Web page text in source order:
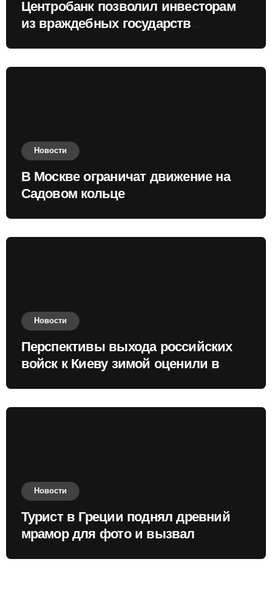
Центробанк позволил инвесторам
из враждебных государств
Новости
В Москве ограничат движение на
Садовом кольце
Новости
Перспективы выхода российских
войск к Киеву зимой оценили в
Новости
Турист в Греции поднял древний
мрамор для фото и вызвал